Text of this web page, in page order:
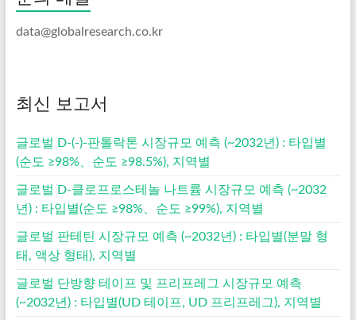
data@globalresearch.co.kr
최신 보고서
글로벌 D-(-)-판톨락톤 시장규모 예측 (~2032년) : 타입별
(순도 ≥98%、순도 ≥98.5%), 지역별
글로벌 D-클로프로스테놀 나트륨 시장규모 예측 (~2032
년) : 타입별(순도 ≥98%、순도 ≥99%), 지역별
글로벌 판테틴 시장규모 예측 (~2032년) : 타입별(분말 형
태, 액상 형태), 지역별
글로벌 단방향 테이프 및 프리프레그 시장규모 예측
(~2032년) : 타입별(UD 테이프, UD 프리프레그), 지역별